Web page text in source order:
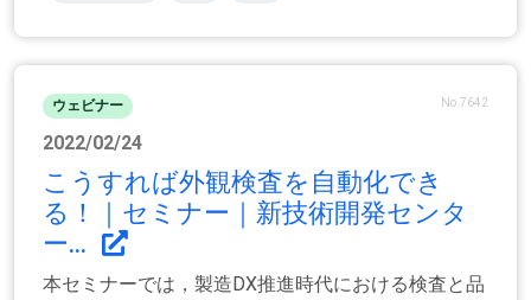
ウェビナー No.7642
2022/02/24
こうすれば外観検査を自動化でき
る！｜セミナー｜新技術開発センタ
ー...
本セミナーでは，製造DX推進時代における検査と品